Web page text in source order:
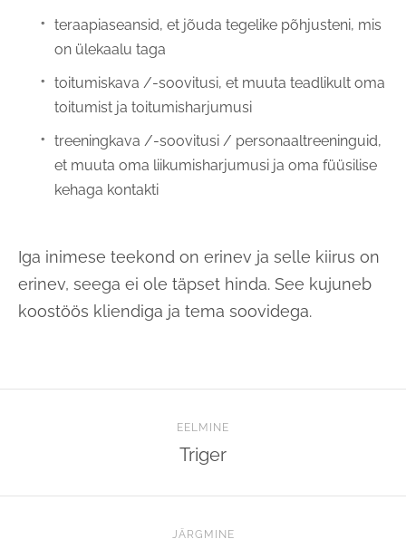
teraapiaseansid, et jõuda tegelike põhjusteni, mis
on ülekaalu taga
toitumiskava /-soovitusi, et muuta teadlikult oma
toitumist ja toitumisharjumusi
treeningkava /-soovitusi / personaaltreeninguid,
et muuta oma liikumisharjumusi ja oma füüsilise
kehaga kontakti
Iga inimese teekond on erinev ja selle kiirus on
erinev, seega ei ole täpset hinda. See kujuneb
koostöös kliendiga ja tema soovidega.
EELMINE
Triger
JÄRGMINE